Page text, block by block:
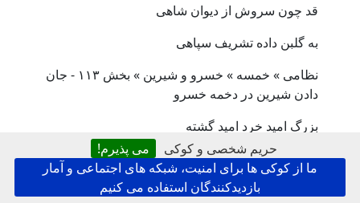
حریم شخصی و کوکی
می پذیرم!
ما از کوکی ها برای امنیت، شبکه های اجتماعی و آمار
بازدیدکنندگان استفاده می کنیم
قد چون سروش از دیوان شاهی
به گلبن داده تشریف سپاهی
نظامی » خمسه » خسرو و شیرین » بخش ۱۱۳ - جان
دادن شیرین در دخمه خسرو
بزرگ امید خرد امید گشته
بلرزانی چو برگ بید گشته
به آواز ضغیف افغان برآورد